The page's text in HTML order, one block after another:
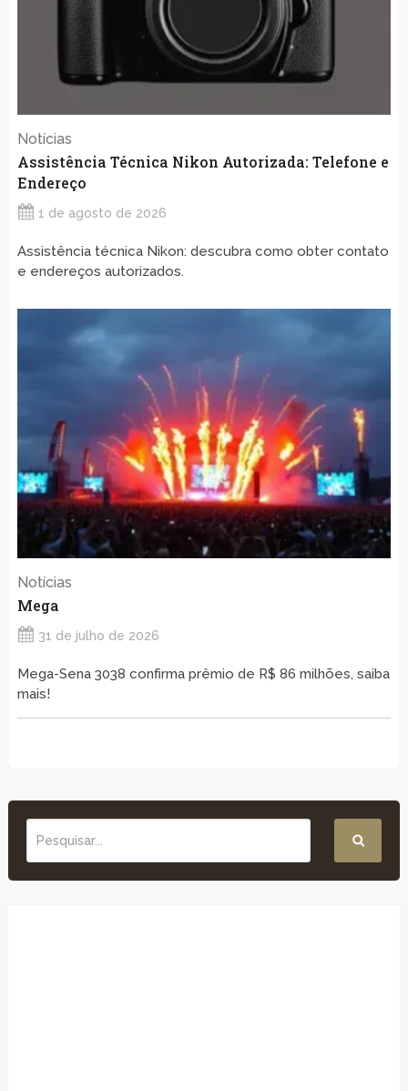
Notícias
Assistência Técnica Nikon Autorizada: Telefone e
Endereço
1 de agosto de 2026
Assistência técnica Nikon: descubra como obter contato
e endereços autorizados.
Notícias
Mega
31 de julho de 2026
Mega-Sena 3038 confirma prêmio de R$ 86 milhões, saiba
mais!